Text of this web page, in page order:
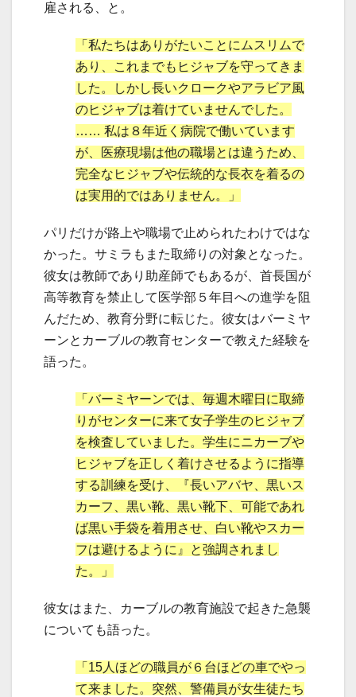
雇される、と。
「私たちはありがたいことにムスリムで
あり、これまでもヒジャブを守ってきま
した。しかし長いクロークやアラビア風
のヒジャブは着けていませんでした。
…… 私は８年近く病院で働いています
が、医療現場は他の職場とは違うため、
完全なヒジャブや伝統的な長衣を着るの
は実用的ではありません。」
パリだけが路上や職場で止められたわけではな
かった。サミラもまた取締りの対象となった。
彼女は教師であり助産師でもあるが、首長国が
高等教育を禁止して医学部５年目への進学を阻
んだため、教育分野に転じた。彼女はバーミヤ
ーンとカーブルの教育センターで教えた経験を
語った。
「バーミヤーンでは、毎週木曜日に取締
りがセンターに来て女子学生のヒジャブ
を検査していました。学生にニカーブや
ヒジャブを正しく着けさせるように指導
する訓練を受け、『長いアバヤ、黒いス
カーフ、黒い靴、黒い靴下、可能であれ
ば黒い手袋を着用させ、白い靴やスカー
フは避けるように』と強調されまし
た。」
彼女はまた、カーブルの教育施設で起きた急襲
についても語った。
「15人ほどの職員が６台ほどの車でやっ
て来ました。突然、警備員が女生徒たち